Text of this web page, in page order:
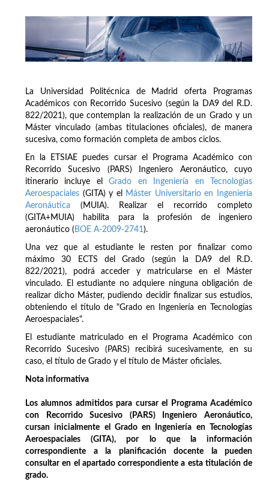
La Universidad Politécnica de Madrid oferta Programas
Académicos con Recorrido Sucesivo (según la DA9 del R.D.
822/2021), que contemplan la realización de un Grado y un
Máster vinculado (ambas titulaciones oficiales), de manera
sucesiva, como formación completa de ambos ciclos.
En la ETSIAE puedes cursar el Programa Académico con
Recorrido Sucesivo (PARS) Ingeniero Aeronáutico, cuyo
itinerario incluye elGrado en Ingeniería en Tecnologías
Aeroespaciales (GITA) y el
Máster Universitario en Ingeniería
Aeronáutica (MUIA). Realizar el recorrido completo
(GITA+MUIA) habilita para la profesión de ingeniero
aeronáutico ( BOE A-2009-2741).
Una vez que al estudiante le resten por finalizar como
máximo 30 ECTS del Grado (según la DA9 del R.D.
822/2021), podrá acceder y matricularse en el Máster
vinculado. El estudiante no adquiere ninguna obligación de
realizar dicho Máster, pudiendo decidir finalizar sus estudios,
obteniendo el título de "Grado en Ingeniería en Tecnologías
Aeroespaciales".
El estudiante matriculado en el Programa Académico con
Recorrido Sucesivo (PARS) recibirá sucesivamente, en su
caso, el título de Grado y el título de Máster oficiales.
Nota informativa
Los alumnos admitidos para cursar el Programa Académico
con Recorrido Sucesivo (PARS) Ingeniero Aeronáutico,
cursan inicialmente el Grado en Ingeniería en Tecnologías
Aeroespaciales (GITA), por lo que la información
correspondiente a la planificación docente la pueden
consultar en el apartado correspondiente a esta titulación de
grado.